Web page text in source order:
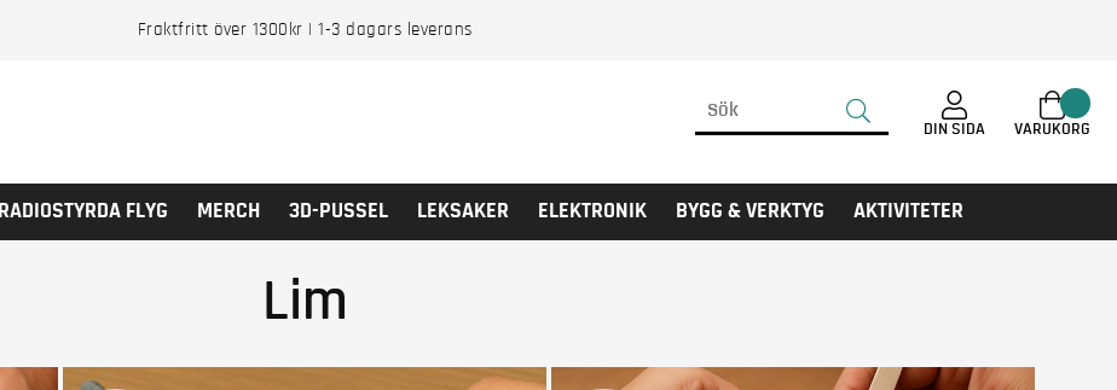
Fraktfritt över 1300kr | 1-3 dagars leverans
DIN SIDA
RADIOSTYRDA FLYG MERCH 3D-PUSSEL LEKSAKER ELEKTRONIK BYGG & VERKTYG AKTIVITETER
Lim